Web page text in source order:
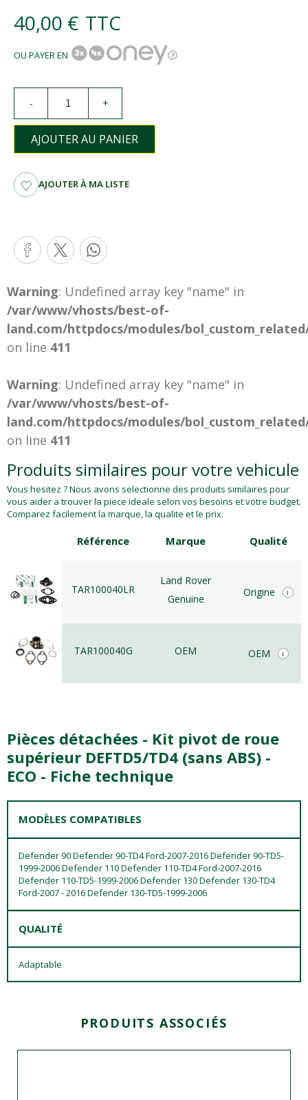
40,00 € TTC
OU PAYER EN
- +
AJOUTER AU PANIER
AJOUTER À MA LISTE
Warning: Undefined array key "name" in
/var/www/vhosts/best-of-
land.com/httpdocs/modules/
on line 411
Warning: Undefined array key "name" in
/var/www/vhosts/best-of-
land.com/httpdocs/modules/
on line 411
Produits similaires pour votre vehicule
Vous hesitez ? Nous avons selectionne des produits similaires pour
vous aider a trouver la piece ideale selon vos besoins et votre budget.
Comparez facilement la marque, la qualite et le prix.
Référence Marque Qualité
TAR100040LR
Land Rover
Genuine
Origine i
TAR100040G OEM OEM i
Pièces détachées - Kit pivot de roue
supérieur DEFTD5/TD4 (sans ABS) -
ECO - Fiche technique
MODÈLES COMPATIBLES
Defender 90 Defender 90-TD4 Ford-2007-2016 Defender 90-TD5-
1999-2006 Defender 110 Defender 110-TD4 Ford-2007-2016
Defender 110-TD5-1999-2006 Defender 130 Defender 130-TD4
Ford-2007 - 2016 Defender 130-TD5-1999-2006
QUALITÉ
Adaptable
PRODUITS ASSOCIÉS